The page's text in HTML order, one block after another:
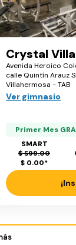
Crystal
Avenida Heroico
calle Quintín Arauz
Villahermosa - TAB
Ver gimnasio
Primer Mes
SMART
$ 599.00
$ 0.00*